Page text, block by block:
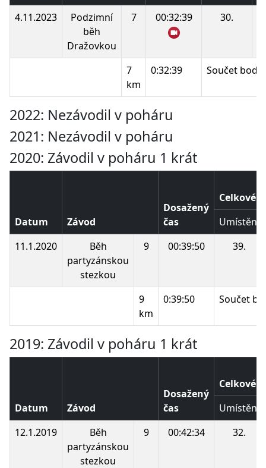
4.11.2023
Podzimní
běh
Dražovkou
7 00:32:39 30.
7
km
0:32:39 Součet bodů:
2022: Nezávodil v poháru
2021: Nezávodil v poháru
2020: Závodil v poháru 1 krát
Datum Závod
Dosažený
čas
Celkové
Umístění
11.1.2020
Běh
partyzánskou
stezkou
9 00:39:50 39.
9
km
0:39:50 Součet
2019: Závodil v poháru 1 krát
Datum Závod
Dosažený
čas
Celkové
Umístění
12.1.2019
Běh
partyzánskou
stezkou
9 00:42:34 32.